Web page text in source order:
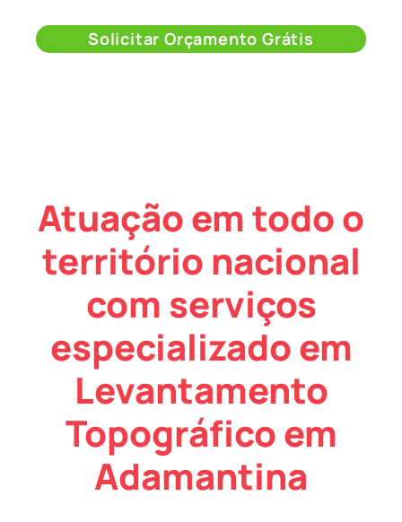
Solicitar Orçamento Grátis
Atuação em todo o
território nacional
com serviços
especializado em
Levantamento
Topográfico em
Adamantina